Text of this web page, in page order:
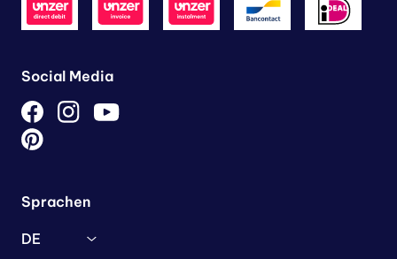
Social Media
Sprachen
DE